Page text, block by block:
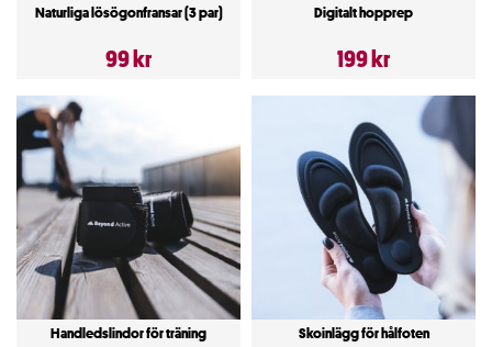
Naturliga lösögonfransar (3 par)
99 kr
Digitalt hopprep
199 kr
Handledslindor för träning Skoinlägg för hålfoten